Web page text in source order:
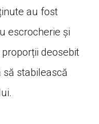
au fost
escrocherie și
deosebit
stabilească